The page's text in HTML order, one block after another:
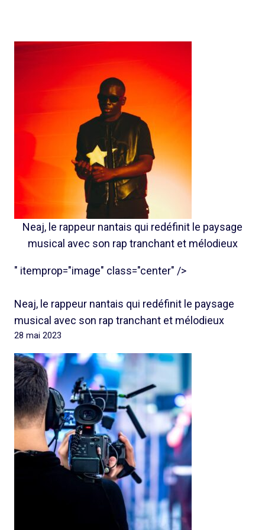
Neaj, le rappeur nantais qui redéfinit le paysage
musical avec son rap tranchant et mélodieux
" itemprop="image" class="center" />
Neaj, le rappeur nantais qui redéfinit le paysage
musical avec son rap tranchant et mélodieux
28 mai 2023